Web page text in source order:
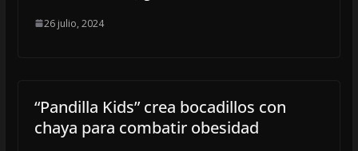
26 julio, 2024
“Pandilla Kids” crea bocadillos con
chaya para combatir obesidad